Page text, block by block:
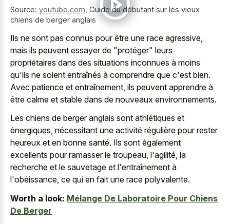
Source: youtube.com Guide du débutant sur les vieux
chiens de berger anglais
Ils ne sont pas connus pour être une race agressive,
mais ils peuvent essayer de "protéger" leurs
propriétaires dans des situations inconnues à moins
qu'ils ne soient entraînés à comprendre que c'est bien.
Avec patience et entraînement, ils peuvent apprendre à
être calme et stable dans de nouveaux environnements.
Les chiens de berger anglais sont athlétiques et
énergiques, nécessitant une activité régulière pour rester
heureux et en bonne santé. Ils sont également
excellents pour ramasser le troupeau, l'agilité, la
recherche et le sauvetage et l'entraînement à
l'obéissance, ce qui en fait une race polyvalente.
Worth a look: Mélange De Laboratoire Pour Chiens
De Berger